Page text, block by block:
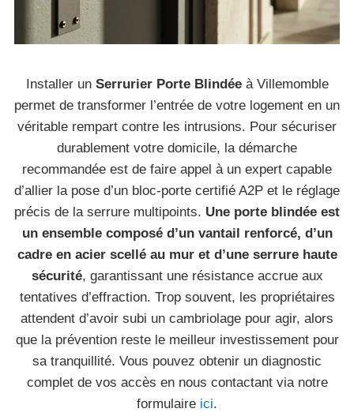
Installer un Serrurier Porte Blindéeà Villemomble
permet de transformer l’entrée de votre logement en un
véritable rempart contre les intrusions. Pour sécuriser
durablement votre domicile, la démarche
recommandée est de faire appel à un expert capable
d’allier la pose d’un bloc-porte certifié A2P et le réglage
précis de la serrure multipoints. Une porte blindée est
un ensemble composé d’un vantail renforcé, d’un
cadre en acier scellé au mur et d’une serrure haute
sécurité, garantissant une résistance accrue aux
tentatives d’effraction. Trop souvent, les propriétaires
attendent d’avoir subi un cambriolage pour agir, alors
que la prévention reste le meilleur investissement pour
sa tranquillité. Vous pouvez obtenir un diagnostic
complet de vos accès en nous contactant via notre
formulaire ici.